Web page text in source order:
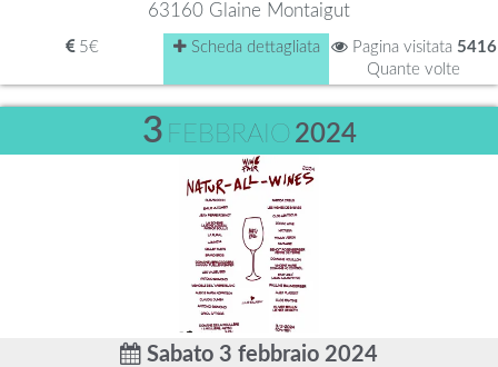
63160 Glaine Montaigut
5€ Scheda dettagliata Pagina visitata 5416
Quante volte
3 FEBBRAIO 2024
Sabato 3 febbraio 2024